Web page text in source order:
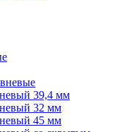
39,4 мм
32 мм
45 мм